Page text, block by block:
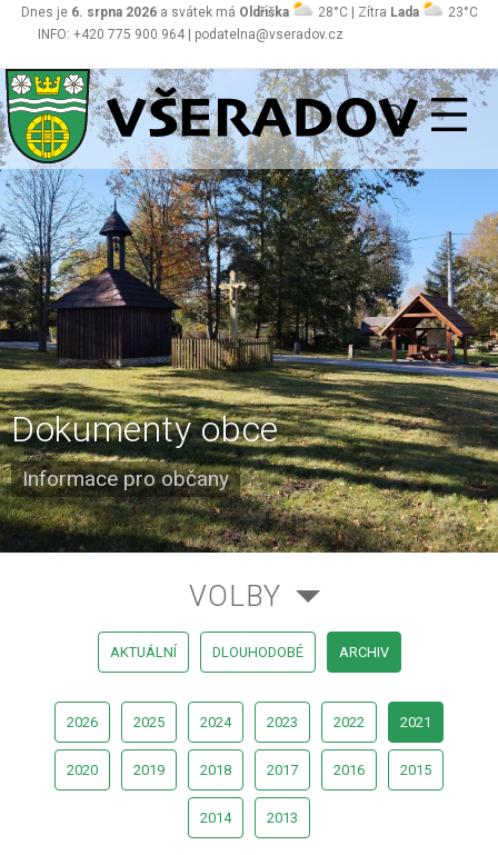
INFO: +420 775 900 964 | podatelna@vseradov.cz
Dnes je 6. srpna 2026a svátek má Oldřiška 28°C | Zítra Lada 23°C
Všeradov
Dokumenty obce
Informace pro občany
VOLBY
AKTUÁLNÍ DLOUHODOBÉ ARCHIV
2026 2025 2024 2023 2022 2021
2020 2019 2018 2017 2016 2015
2014 2013